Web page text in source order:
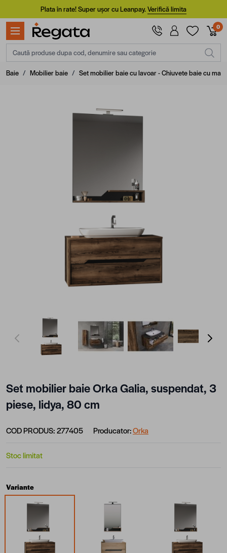
Mergi la ConținutPlata în rate! Super ușor cu Leanpay.Verifică limita
0
Caută produse dupa cod, denumire sau categorie
Baie / Mobilier baie / Set mobilier baie cu lavoar - Chiuvete baie cu
View larger imageView larger imageView larger image
Set mobilier baie Orka Galia, suspendat, 3
piese, lidya, 80 cm
COD PRODUS:277405 Producator:Orka
Stoc limitat
Variante